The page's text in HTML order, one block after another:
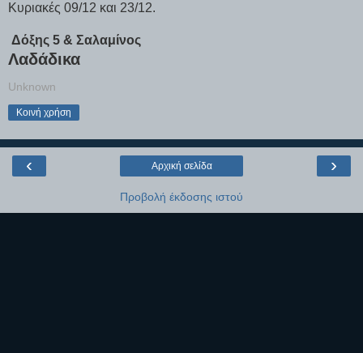
Κυριακές 09/12 και 23/12.
Δόξης 5 & Σαλαμίνος
Λαδάδικα
Unknown
Κοινή χρήση
‹ ›
Αρχική σελίδα
Προβολή έκδοσης ιστού